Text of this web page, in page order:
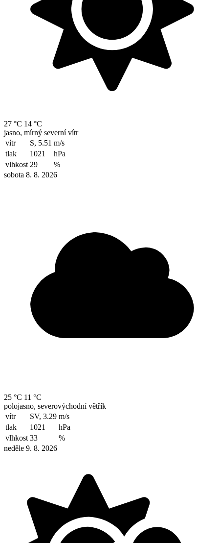
27 °C 14 °C
jasno, mírný severní vítr
vítr
S, 5.51 m/s
tlak
1021
hPa
vlhkost 29
%
sobota 8. 8. 2026
25 °C 11 °C
polojasno, severovýchodní větřík
vítr
SV, 3.29 m/s
tlak
1021
hPa
vlhkost 33
%
neděle 9. 8. 2026